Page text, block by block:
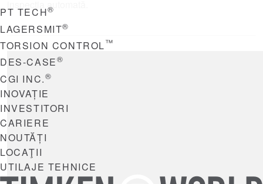
PT TECH®
LAGERSMIT®
TORSION CONTROL™
DES-CASE®
CGI INC.®
INOVAȚIE
INVESTITORI
CARIERE
NOUTĂȚI
LOCAŢII
UTILAJE TEHNICE
TIMKEN
inspecția automată.